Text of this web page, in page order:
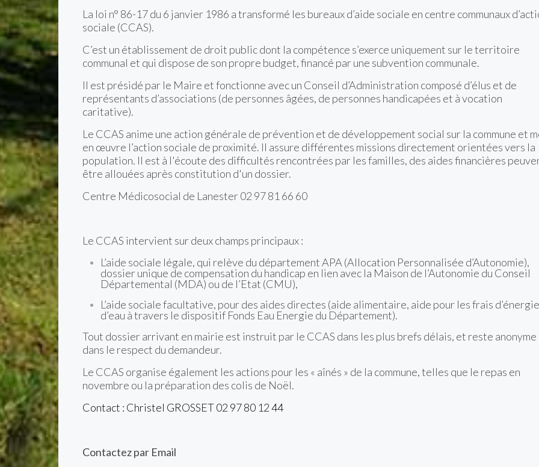
La loi n° 86-17 du 6 janvier 1986 a transformé les bureaux d’aide sociale en centre communaux
sociale (CCAS).
C’est un établissement de droit public dont la compétence s’exerce uniquement sur le territoire
communal et qui dispose de son propre budget, financé par une subvention communale.
Il est présidé par le Maire et fonctionne avec un Conseil d’Administration composé d’élus et de
représentants d’associations (de personnes âgées, de personnes handicapées et à vocation
caritative).
Le CCAS anime une action générale de prévention et de développement social sur la commune et
en œuvre l’action sociale de proximité. Il assure différentes missions directement orientées vers la
population. Il est à l'écoute des difficultés rencontrées par les familles, des aides financières
être allouées après constitution d'un dossier.
Centre Médicosocial de Lanester 02 97 81 66 60
Le CCAS intervient sur deux champs principaux :
L’aide sociale légale, qui relève du département APA (Allocation Personnalisée d’Autonomie),
dossier unique de compensation du handicap en lien avec la Maison de l’Autonomie du Conseil
Départemental (MDA) ou de l’Etat (CMU),
L’aide sociale facultative, pour des aides directes (aide alimentaire, aide pour les frais
d’eau à travers le dispositif Fonds Eau Energie du Département).
Tout dossier arrivant en mairie est instruit par le CCAS dans les plus brefs délais, et reste anonyme
dans le respect du demandeur.
Le CCAS organise également les actions pour les « aînés » de la commune, telles que le repas en
novembre ou la préparation des colis de Noël.
Contact : Christel GROSSET 02 97 80 12 44
Contactez par Email